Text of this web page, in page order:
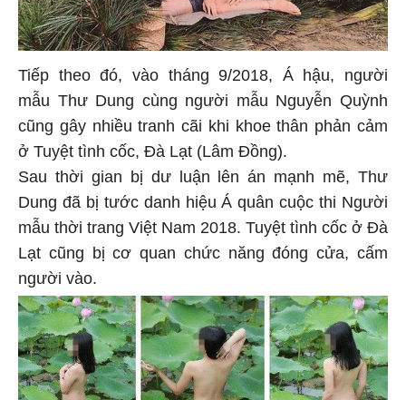
Tiếp theo đó, vào tháng 9/2018, Á hậu, người
mẫu Thư Dung cùng người mẫu Nguyễn Quỳnh
cũng gây nhiều tranh cãi khi khoe thân phản cảm
ở Tuyệt tình cốc, Đà Lạt (Lâm Đồng).
Sau thời gian bị dư luận lên án mạnh mẽ, Thư
Dung đã bị tước danh hiệu Á quân cuộc thi Người
mẫu thời trang Việt Nam 2018. Tuyệt tình cốc ở Đà
Lạt cũng bị cơ quan chức năng đóng cửa, cấm
người vào.